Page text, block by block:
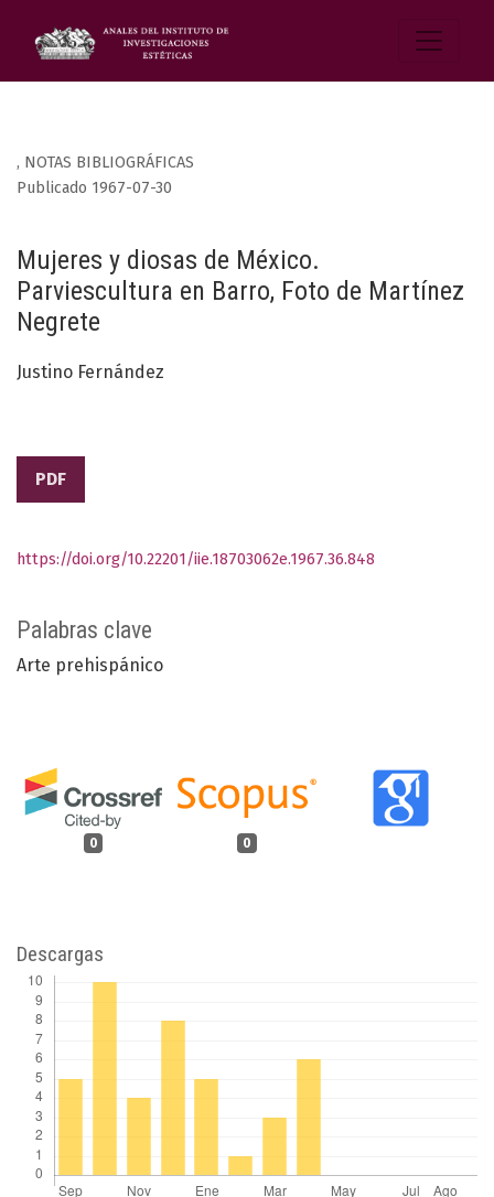
, NOTAS BIBLIOGRÁFICAS
Mujeres y diosas de México.
Parviescultura en Barro, Foto de Martínez
Negrete
Publicado 1967-07-30
Justino Fernández
PDF
Palabras clave
Arte prehispánico
0 0
https://doi.org/10.22201/iie.18703062e.1967.36.848
Descargas